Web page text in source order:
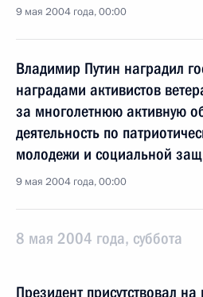
9 мая 2004 года, 00:00
Владимир Путин наградил
наградами активистов
за многолетнюю активную
деятельность по
молодежи и социальной
9 мая 2004 года, 00:00
8 мая 2004 года, суббота
Президент присутствовал